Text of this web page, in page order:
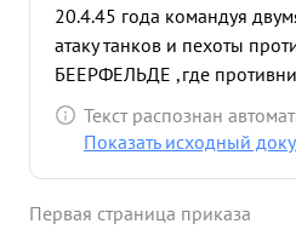
20.4.45 года командуя
атаку танков и пехоты
БЕЕРФЕЛЬДЕ ,где
наши коммуникации.
превосходящими силами
мм/ и один
Текст распознан
Показать исходный
Первая страница приказа